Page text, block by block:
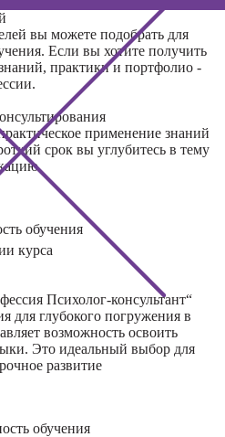
вы можете подобрать для
Если вы хотите получить
практики и портфолио -
применение знаний
срок вы углубитесь в тему
обучения
курса
Психолог-консультант“
для глубокого погружения в
возможность освоить
Это идеальный выбор для
развитие
обучения